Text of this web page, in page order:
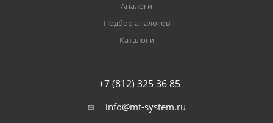
Аналоги
Подбор аналогов
Каталоги
+7 (812) 325 36 85
info@mt-system.ru